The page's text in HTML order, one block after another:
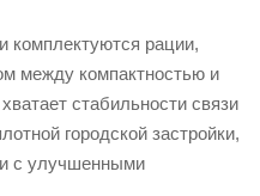
комплектуются рации,
между компактностью и
стабильности связи
городской застройки,
с улучшенными